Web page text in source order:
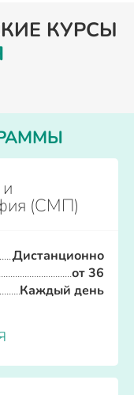
КУРСЫ
(СМП)
Дистанционно
от 36
Каждый день